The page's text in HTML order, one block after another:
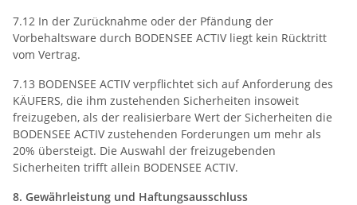
7.12 In der Zurücknahme oder der Pfändung der
Vorbehaltsware durch BODENSEE ACTIV liegt kein Rücktritt
vom Vertrag.
7.13 BODENSEE ACTIV verpflichtet sich auf Anforderung des
KÄUFERS, die ihm zustehenden Sicherheiten insoweit
freizugeben, als der realisierbare Wert der Sicherheiten die
BODENSEE ACTIV zustehenden Forderungen um mehr als
20% übersteigt. Die Auswahl der freizugebenden
Sicherheiten trifft allein BODENSEE ACTIV.
8. Gewährleistung und Haftungsausschluss